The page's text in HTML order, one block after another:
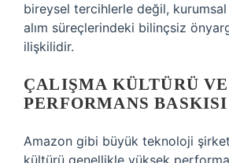
bireysel tercihlerle değil,
alım süreçlerindeki bilinçsiz
ilişkilidir.
ÇALIŞMA KÜLTÜRÜ VE
PERFORMANS BASKISI
Amazon gibi büyük teknoloji
kültürü genellikle yüksek